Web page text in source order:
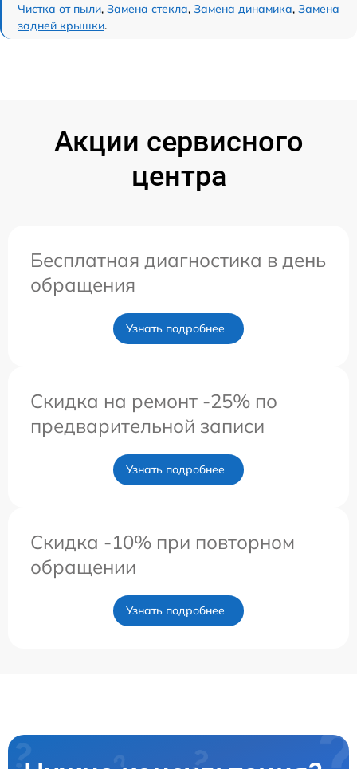
Чистка от пыли, Замена стекла, Замена динамика, Замена
задней крышки.
Акции сервисного
центра
Бесплатная диагностика в день
обращения
Узнать подробнее
Скидка на ремонт -25% по
предварительной записи
Узнать подробнее
Скидка -10% при повторном
обращении
Узнать подробнее